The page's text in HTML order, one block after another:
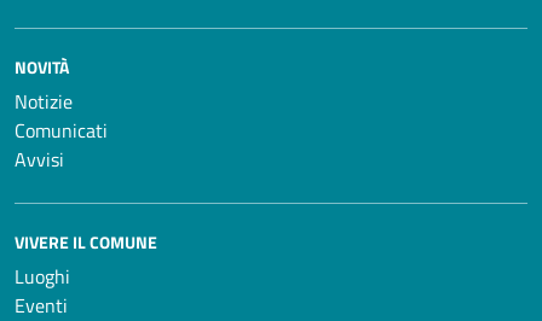
NOVITÀ
Notizie
Comunicati
Avvisi
VIVERE IL COMUNE
Luoghi
Eventi